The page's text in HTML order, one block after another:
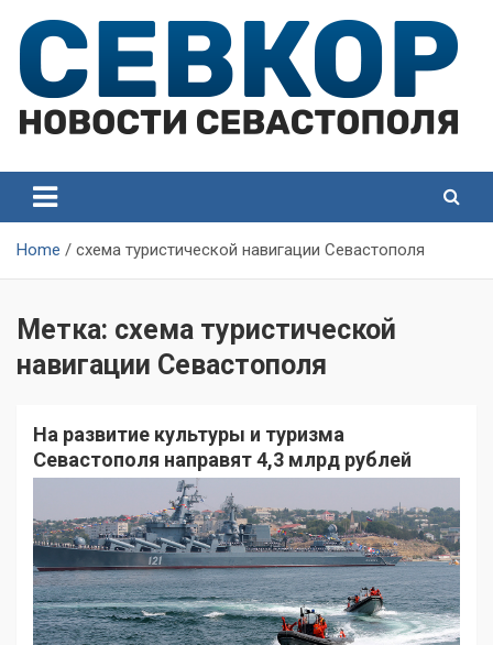
content
Севастополя
Севастополя
Home схема туристической навигации Севастополя
Метка: схема туристической
навигации Севастополя
На развитие культуры и туризма
Севастополя направят 4,3 млрд рублей